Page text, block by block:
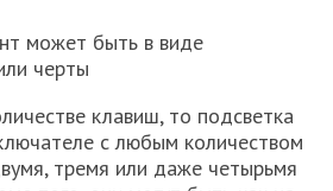
может быть в виде
черты
клавиш, то подсветка
с любым количеством
тремя или даже четырьмя